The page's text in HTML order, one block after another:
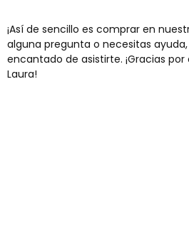
¡Así de sencillo es comprar en
alguna pregunta o necesitas
encantado de asistirte. ¡Gracias por
Laura!